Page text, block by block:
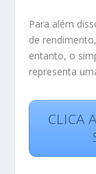
Para além
de
entanto, o
representa
CLICA